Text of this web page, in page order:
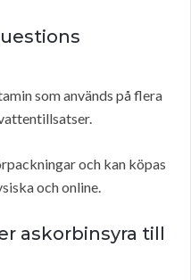
som används på flera
och kan köpas
och online.
askorbinsyra till